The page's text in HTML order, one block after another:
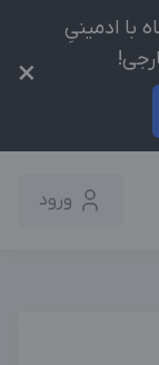
در ماه با ادمینیِ
×
ورود